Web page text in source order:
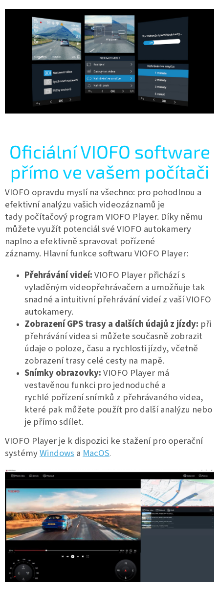
Oficiální VIOFO software
přímo ve vašem počítači
VIOFO opravdu myslí na všechno: pro pohodlnou a
efektivní analýzu vašich videozáznamů je
tady počítačový program VIOFO Player. Díky němu
můžete využít potenciál své VIOFO autokamery
naplno a efektivně spravovat pořízené
záznamy. Hlavní funkce softwaru VIOFO Player:
Přehrávání videí:VIOFO Player přichází s
vyladěným videopřehrávačem a umožňuje tak
snadné a intuitivní přehrávání videí z vaší VIOFO
autokamery.
Zobrazení GPS trasy a dalších údajů z jízdy: při
přehrávání videa si můžete současně zobrazit
údaje o poloze, času a rychlosti jízdy, včetně
zobrazení trasy celé cesty na mapě.
Snímky obrazovky:VIOFO Player má
vestavěnou funkci pro jednoduché a
rychlé pořízení snímků z přehrávaného videa,
které pak můžete použít pro další analýzu nebo
je přímo sdílet.
VIOFO Player je k dispozici ke stažení pro operační
systémyWindows a MacOS.